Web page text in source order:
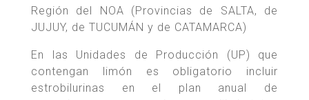
Región del NOA (Provincias de SALTA, de
JUJUY, de TUCUMÁN y de CATAMARCA)
En las Unidades de Producción (UP) que
contengan limón es obligatorio incluir
estrobilurinas en el plan anual de